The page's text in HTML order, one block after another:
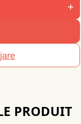
+
PRODUIT